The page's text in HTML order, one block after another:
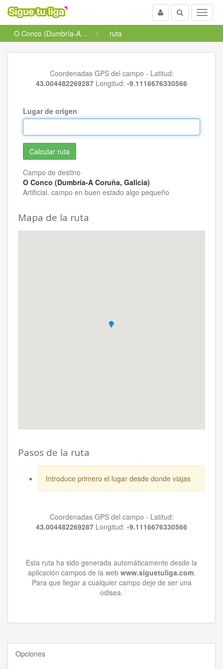
Menu
Buscar
Usuario
O Conco (Dumbría-A Coruña, Galicia)
ruta
Coordenadas GPS del campo - Latitud:
43.004482269287 Longitud: -9.1116676330566
Lugar de origen
Campo de destino
O Conco (Dumbría-A Coruña, Galicia)
Artificial. campo en buen estado algo pequeño
Mapa de la ruta
Pasos de la ruta
Introduce primero el lugar desde donde viajas
Coordenadas GPS del campo - Latitud:
43.004482269287 Longitud: -9.1116676330566
Esta ruta ha sido generada automáticamente desde la
aplicación campos de la web www.siguetuliga.com.
Para que llegar a cualquier campo deje de ser una
odisea.
Opciones